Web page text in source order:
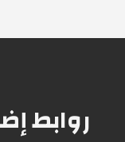
روابط